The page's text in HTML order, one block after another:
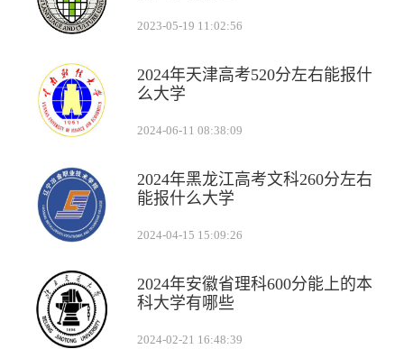
2023-05-19 11:02:56
2024年天津高考520分左右能报什
么大学
2024-06-11 08:38:09
2024年黑龙江高考文科260分左右
能报什么大学
2024-04-15 15:09:26
2024年安徽省理科600分能上的本
科大学有哪些
2024-02-21 16:48:39